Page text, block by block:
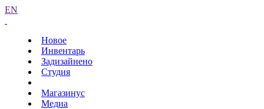
EN
Новое
Инвентарь
Задизайнено
Студия
Магазинус
Медиа